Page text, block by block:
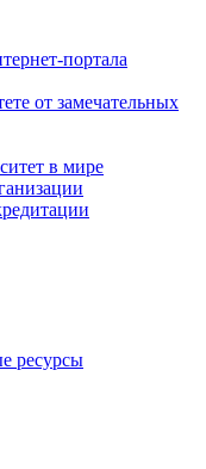
портала
от замечательных
в мире
ресурсы